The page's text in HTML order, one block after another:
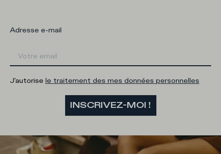
Adresse e-mail
J'autorise le traitement des mes données personnelles
INSCRIVEZ-MOI !